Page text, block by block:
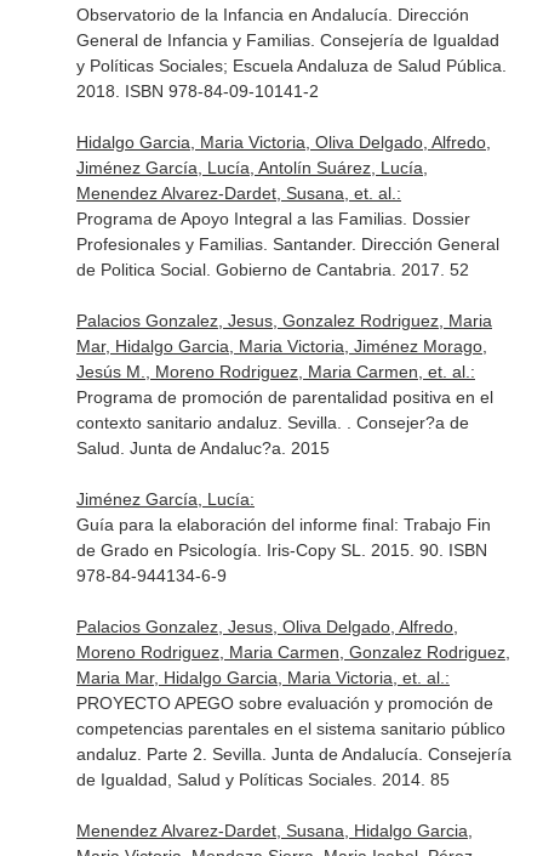
Observatorio de la Infancia en Andalucía. Dirección
General de Infancia y Familias. Consejería de Igualdad
y Políticas Sociales; Escuela Andaluza de Salud Pública.
2018. ISBN 978-84-09-10141-2
Hidalgo Garcia, Maria Victoria, Oliva Delgado, Alfredo,
Jiménez García, Lucía, Antolín Suárez, Lucía,
Menendez Alvarez-Dardet, Susana, et. al.:
Programa de Apoyo Integral a las Familias. Dossier
Profesionales y Familias. Santander. Dirección General
de Politica Social. Gobierno de Cantabria. 2017. 52
Palacios Gonzalez, Jesus, Gonzalez Rodriguez, Maria
Mar, Hidalgo Garcia, Maria Victoria, Jiménez Morago,
Jesús M., Moreno Rodriguez, Maria Carmen, et. al.:
Programa de promoción de parentalidad positiva en el
contexto sanitario andaluz. Sevilla. . Consejer?a de
Salud. Junta de Andaluc?a. 2015
Jiménez García, Lucía:
Guía para la elaboración del informe final: Trabajo Fin
de Grado en Psicología. Iris-Copy SL. 2015. 90. ISBN
978-84-944134-6-9
Palacios Gonzalez, Jesus, Oliva Delgado, Alfredo,
Moreno Rodriguez, Maria Carmen, Gonzalez Rodriguez,
Maria Mar, Hidalgo Garcia, Maria Victoria, et. al.:
PROYECTO APEGO sobre evaluación y promoción de
competencias parentales en el sistema sanitario público
andaluz. Parte 2. Sevilla. Junta de Andalucía. Consejería
de Igualdad, Salud y Políticas Sociales. 2014. 85
Menendez Alvarez-Dardet, Susana, Hidalgo Garcia,